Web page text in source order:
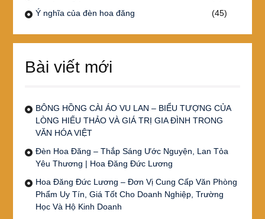
Ý nghĩa của đèn hoa đăng
(45)
Bài viết mới
BÔNG HỒNG CÀI ÁO VU LAN – BIỂU TƯỢNG CỦA
LÒNG HIẾU THẢO VÀ GIÁ TRỊ GIA ĐÌNH TRONG
VĂN HÓA VIỆT
Đèn Hoa Đăng – Thắp Sáng Ước Nguyện, Lan Tỏa
Yêu Thương | Hoa Đăng Đức Lương
Hoa Đăng Đức Lương – Đơn Vị Cung Cấp Văn Phòng
Phẩm Uy Tín, Giá Tốt Cho Doanh Nghiệp, Trường
Học Và Hộ Kinh Doanh